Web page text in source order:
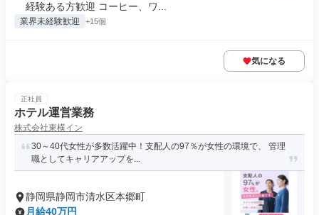
経験ある方歓迎 コーヒー、ワ...
業界未経験歓迎 +15個
気になる
正社員
ホテル運営業務
株式会社東横イン
30～40代女性が多数活躍中！支配人の97％が女性の環境で、 管理
職としてキャリアアップを...
静岡県静岡市清水区本郷町
月給40万円